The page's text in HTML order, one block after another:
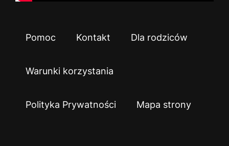
Pomoc Kontakt Dla rodziców
Warunki korzystania
Polityka Prywatności Mapa strony